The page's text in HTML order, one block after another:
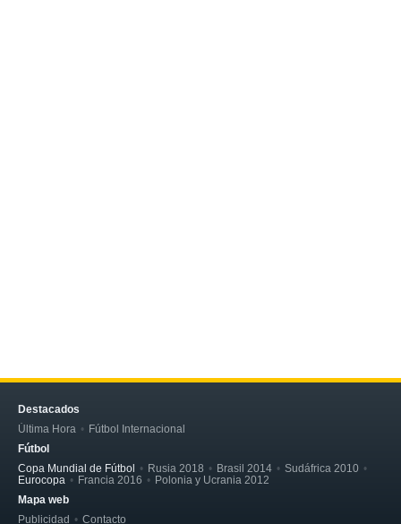
Destacados
Última Hora
Fútbol Internacional
Fútbol
Copa Mundial de Fútbol
Rusia 2018 Brasil 2014
Sudáfrica 2010
Eurocopa
Francia 2016
Polonia y Ucrania 2012
Mapa web
Publicidad
Contacto